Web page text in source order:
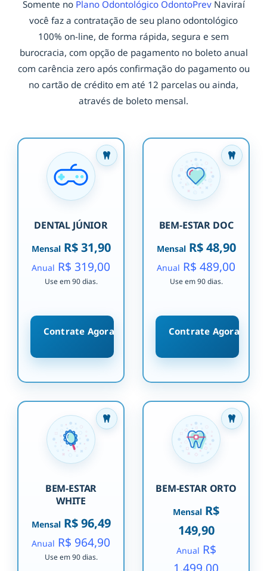
Somente no Plano Odontológico OdontoPrevNaviraí
você faz a contratação de seu plano odontológico
100% on-line, de forma rápida, segura e sem
burocracia, com opção de pagamento no boleto anual
com carência zero após confirmação do pagamento ou
no cartão de crédito em até 12 parcelas ou ainda,
através de boleto mensal.
DENTAL JÚNIOR
MensalR$ 31,90
Anual R$ 319,00
Use em 90 dias.
Contrate Agora
BEM-ESTAR DOC
MensalR$ 48,90
Anual R$ 489,00
Use em 90 dias.
Contrate Agora
BEM-ESTAR
WHITE
MensalR$ 96,49
Anual R$ 964,90
Use em 90 dias.
BEM-ESTAR ORTO
Mensal R$
149,90
Anual R$
1.499,00